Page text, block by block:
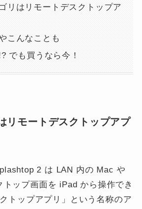
リはリモートデスクトップア
こんなことも
でも買うなら今！
リモートデスクトップアプ
2 は LAN 内の Mac や
ップ画面を iPad から操作でき
トップアプリ」という名称のア